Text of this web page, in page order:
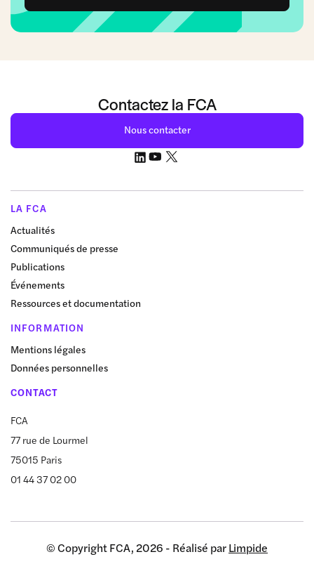
Contactez la FCA
Nous contacter
LA FCA
Actualités
Communiqués de presse
Publications
Événements
Ressources et documentation
INFORMATION
Mentions légales
Données personnelles
CONTACT
FCA
77 rue de Lourmel
75015 Paris
01 44 37 02 00
© Copyright FCA, 2026 - Réalisé parLimpide